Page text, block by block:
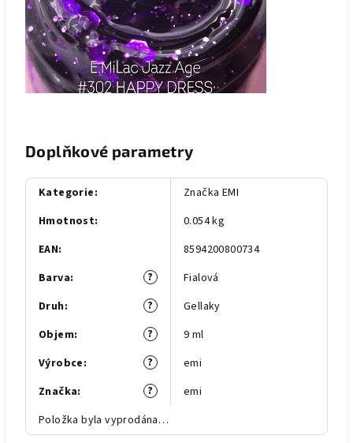
Doplňkové parametry
Kategorie:
Značka EMI
Hmotnost:
0.054 kg
EAN:
8594200800734
?
Barva:
Fialová
?
Druh:
Gellaky
?
Objem:
9 ml
?
Výrobce:
emi
?
Značka:
emi
Položka byla vyprodána…